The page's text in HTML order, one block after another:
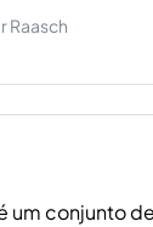
Raasch
um conjunto